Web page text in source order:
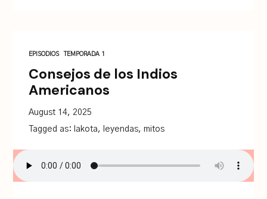
EPISODIOS TEMPORADA 1
Consejos de los Indios
Americanos
August 14, 2025
Tagged as: lakota, leyendas,mitos